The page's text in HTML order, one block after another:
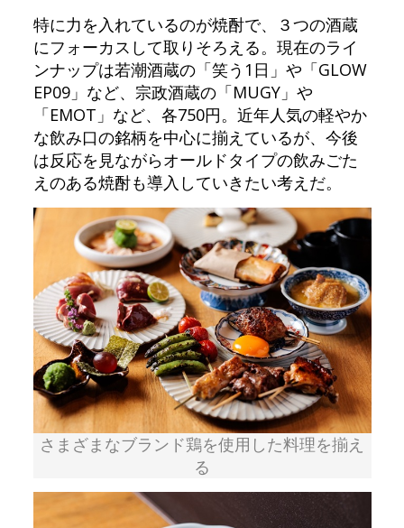
特に力を入れているのが焼酎で、３つの酒蔵
にフォーカスして取りそろえる。現在のライ
ンナップは若潮酒蔵の「笑う1日」や「GLOW
EP09」など、宗政酒蔵の「MUGY」や
「EMOT」など、各750円。近年人気の軽やか
な飲み口の銘柄を中心に揃えているが、今後
は反応を見ながらオールドタイプの飲みごた
えのある焼酎も導入していきたい考えだ。
さまざまなブランド鶏を使用した料理を揃え
る